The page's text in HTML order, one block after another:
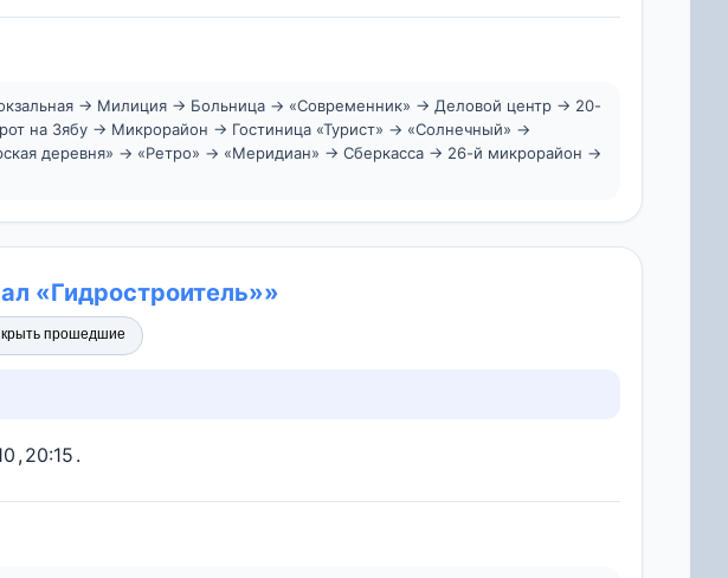
→ Милиция → Больница → «Современник» → Деловой центр → 20-
на Зябу → Микрорайон → Гостиница «Турист» → «Солнечный» →
деревня» → «Ретро» → «Меридиан» → Сберкасса → 26-й микрорайон →
«Гидростроитель»»
прошедшие
,20:15 .